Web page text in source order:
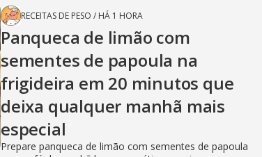
RECEITAS DE PESO / HÁ 1 HORA
Panqueca de limão com
sementes de papoula na
frigideira em 20 minutos que
deixa qualquer manhã mais
especial
Prepare panqueca de limão com sementes de papoula